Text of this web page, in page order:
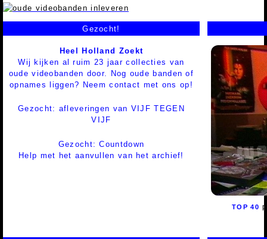
Gezocht!
Heel Holland Zoekt
Wij kijken al ruim 23 jaar collecties van
oude videobanden door. Nog oude banden of
opnames liggen? Neem contact met ons op!
Gezocht: afleveringen van VIJF TEGEN
VIJF
Gezocht: Countdown
Help met het aanvullen van het archief!
TOP 40